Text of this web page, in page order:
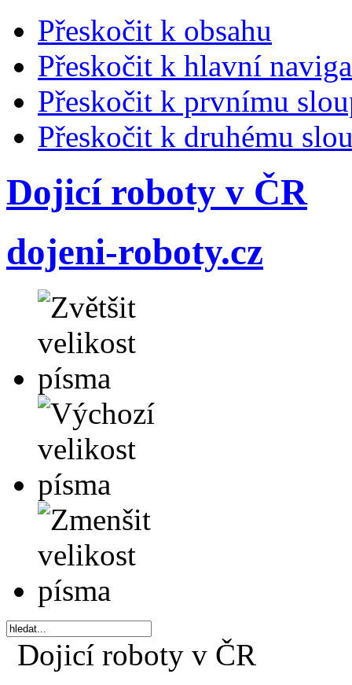
Přeskočit k obsahu
Přeskočit k hlavní
Přeskočit k prvnímu
Přeskočit k druhému
Dojicí roboty v ČR
dojeni-roboty.cz
Dojicí roboty v ČR